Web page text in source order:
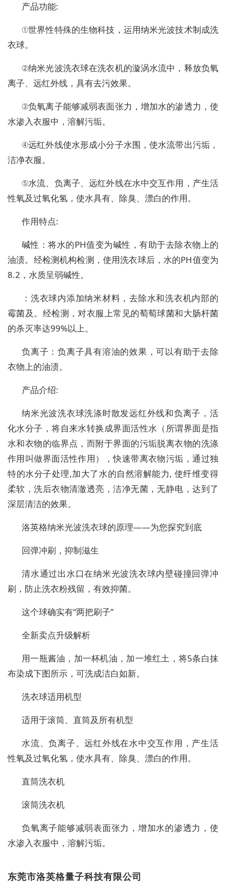
产品功能:
①世界性特殊的生物科技，运用纳米光波技术制成洗
衣球。
②纳米光波洗衣球在洗衣机的漩涡水流中，释放负氧
离子、远红外线，具有去污效果。
③负氧离子能够减弱表面张力，增加水的渗透力，使
水渗入衣服中，溶解污垢。
④远红外线使水形成小分子水围，使水流带出污垢，
洁净衣服。
⑤水流、负离子、远红外线在水中交互作用，产生活
性氧及过氧化氢，使水具有、除臭、漂白的作用。
作用特点:
碱性：将水的PH值变为碱性，有助于去除衣物上的
油渍。经检测机构检测，使用洗衣球后，水的PH值变为
8.2 ，水质呈弱碱性。
：洗衣球内添加纳米材料，去除水和洗衣机内部的
霉菌及。经检测，对衣服上常见的萄萄球菌和大肠杆菌
的杀灭率达99%以上。
负离子：负离子具有溶油的效果，可以有助于去除
衣物上的油渍。
产品介绍:
纳米光波洗衣球洗涤时散发远红外线和负离子，活
化水分子，将自来水转换成界面活性水（所谓界面是指
水和衣物的临界点，而附于界面的污垢脱离衣物的洗涤
作用叫做界面活性作用），快速带离衣物污垢，通过独
特的水分子处理,加大了水的自然溶解能力, 使纤维变得
柔软，洗后衣物清澈透亮，洁净无菌，无静电，达到了
深层清洁的效果。
洛英格纳米光波洗衣球的原理——为您探究到底
回弹冲刷，抑制滋生
清水通过出水口在纳米光波洗衣球内壁碰撞回弹冲
刷，防止洗衣粉残留，有效抑菌。
这个球确实有“两把刷子”
全新卖点升级解析
用一瓶酱油，加一杯机油，加一堆红土，将5条白抹
布染成下图所示，可洗成洁白如新。
洗衣球适用机型
适用于滚筒、直筒及所有机型
水流、负离子、远红外线在水中交互作用，产生活
性氧及过氧化氢，使水具有、除臭、漂白的作用。
直筒洗衣机
滚筒洗衣机
负氧离子能够减弱表面张力，增加水的渗透力，使
水渗入衣服中，溶解污垢。
东莞市洛英格量子科技有限公司